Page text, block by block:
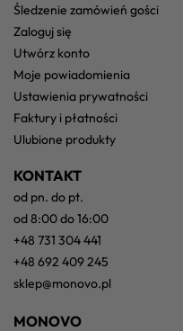
śledzenie zamówień gości
zaloguj się
utwórz konto
moje powiadomienia
ustawienia prywatności
faktury i płatności
ulubione produkty
MONOVO
KONTAKT
od pn. do pt.
od 8:00 do 16:00
+48 731 304 441
+48 692 409 245
sklep@monovo.pl